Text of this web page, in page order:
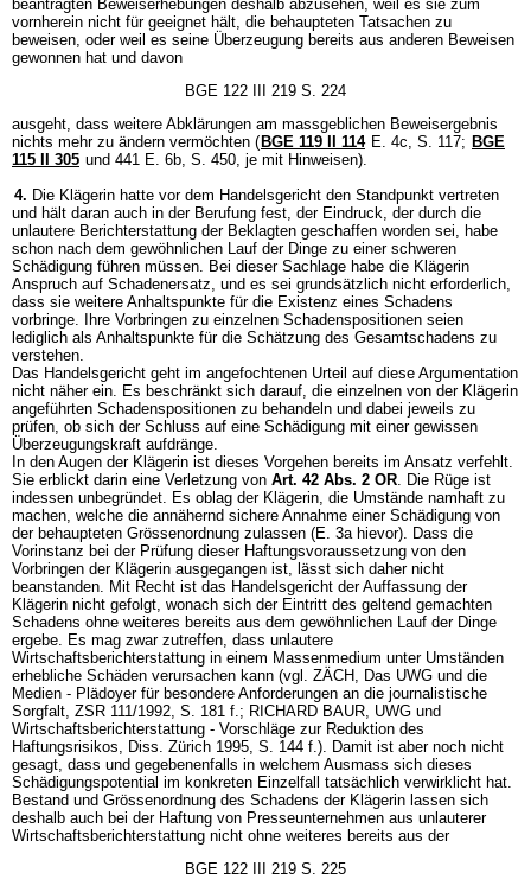
beantragten Beweiserhebungen deshalb abzusehen, weil es sie zum
vornherein nicht für geeignet hält, die behaupteten Tatsachen zu
beweisen, oder weil es seine Überzeugung bereits aus anderen Beweisen
gewonnen hat und davon
BGE 122 III 219 S. 224
ausgeht, dass weitere Abklärungen am massgeblichen Beweisergebnis
nichts mehr zu ändern vermöchten ( BGE 119 II 114 E. 4c, S. 117; BGE
115 II 305 und 441 E. 6b, S. 450, je mit Hinweisen).
4. Die Klägerin hatte vor dem Handelsgericht den Standpunkt vertreten
und hält daran auch in der Berufung fest, der Eindruck, der durch die
unlautere Berichterstattung der Beklagten geschaffen worden sei, habe
schon nach dem gewöhnlichen Lauf der Dinge zu einer schweren
Schädigung führen müssen. Bei dieser Sachlage habe die Klägerin
Anspruch auf Schadenersatz, und es sei grundsätzlich nicht erforderlich,
dass sie weitere Anhaltspunkte für die Existenz eines Schadens
vorbringe. Ihre Vorbringen zu einzelnen Schadenspositionen seien
lediglich als Anhaltspunkte für die Schätzung des Gesamtschadens zu
verstehen.
Das Handelsgericht geht im angefochtenen Urteil auf diese Argumentation
nicht näher ein. Es beschränkt sich darauf, die einzelnen von der Klägerin
angeführten Schadenspositionen zu behandeln und dabei jeweils zu
prüfen, ob sich der Schluss auf eine Schädigung mit einer gewissen
Überzeugungskraft aufdränge.
In den Augen der Klägerin ist dieses Vorgehen bereits im Ansatz verfehlt.
Sie erblickt darin eine Verletzung von Art. 42 Abs. 2 OR. Die Rüge ist
indessen unbegründet. Es oblag der Klägerin, die Umstände namhaft zu
machen, welche die annähernd sichere Annahme einer Schädigung von
der behaupteten Grössenordnung zulassen (E. 3a hievor). Dass die
Vorinstanz bei der Prüfung dieser Haftungsvoraussetzung von den
Vorbringen der Klägerin ausgegangen ist, lässt sich daher nicht
beanstanden. Mit Recht ist das Handelsgericht der Auffassung der
Klägerin nicht gefolgt, wonach sich der Eintritt des geltend gemachten
Schadens ohne weiteres bereits aus dem gewöhnlichen Lauf der Dinge
ergebe. Es mag zwar zutreffen, dass unlautere
Wirtschaftsberichterstattung in einem Massenmedium unter Umständen
erhebliche Schäden verursachen kann (vgl. ZÄCH, Das UWG und die
Medien - Plädoyer für besondere Anforderungen an die journalistische
Sorgfalt, ZSR 111/1992, S. 181 f.; RICHARD BAUR, UWG und
Wirtschaftsberichterstattung - Vorschläge zur Reduktion des
Haftungsrisikos, Diss. Zürich 1995, S. 144 f.). Damit ist aber noch nicht
gesagt, dass und gegebenenfalls in welchem Ausmass sich dieses
Schädigungspotential im konkreten Einzelfall tatsächlich verwirklicht hat.
Bestand und Grössenordnung des Schadens der Klägerin lassen sich
deshalb auch bei der Haftung von Presseunternehmen aus unlauterer
Wirtschaftsberichterstattung nicht ohne weiteres bereits aus der
BGE 122 III 219 S. 225